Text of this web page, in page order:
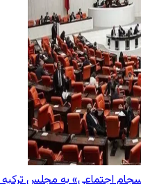
اجتماعی» به مجلس ترکیه